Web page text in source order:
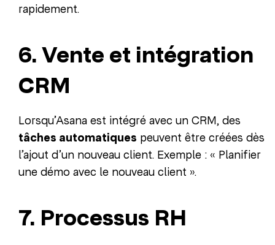
rapidement.
6. Vente et intégration
CRM
Lorsqu’Asana est intégré avec un CRM, des
tâches automatiques peuvent être créées dès
l’ajout d’un nouveau client. Exemple : « Planifier
une démo avec le nouveau client ».
7. Processus RH